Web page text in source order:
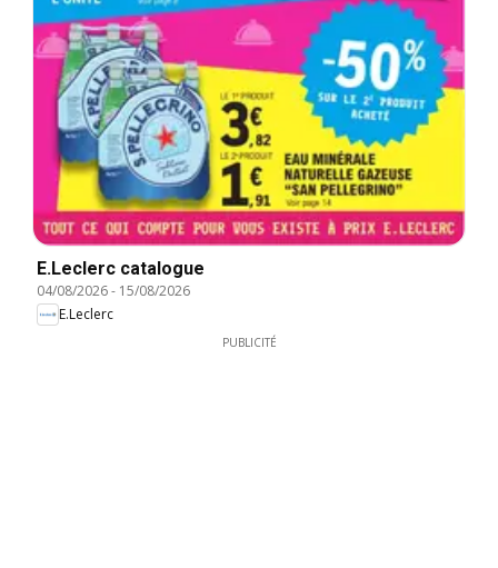
E.Leclerc catalogue
04/08/2026- 15/08/2026
E.Leclerc
PUBLICITÉ